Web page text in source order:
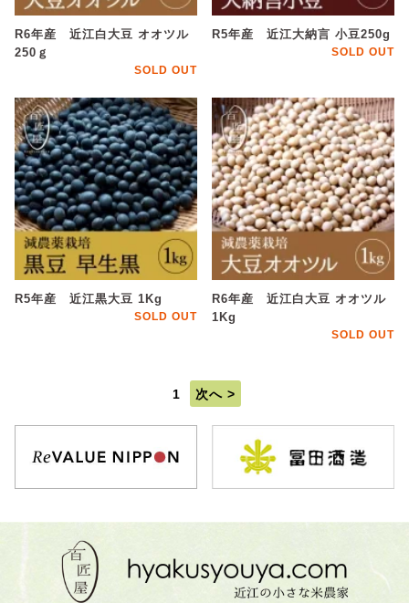
R6年産 近江白大豆 オオツル
250ｇ
SOLD OUT
R5年産 近江大納言 小豆250g
SOLD OUT
R5年産 近江黒大豆 1Kg
SOLD OUT
R6年産 近江白大豆 オオツル
1Kg
SOLD OUT
1 次へ >